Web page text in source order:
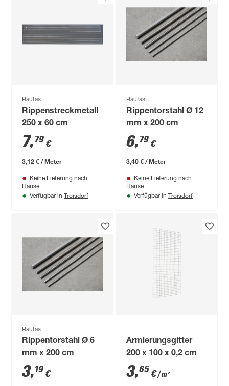
Baufas
Rippenstreckmetall
250 x 60 cm
7,79 €
3,12 € / Meter
Keine Lieferung nach
Hause
Verfügbar in Troisdorf
Baufas
Rippentorstahl Ø 12
mm x 200 cm
6,79 €
3,40 € / Meter
Keine Lieferung nach
Hause
Verfügbar in Troisdorf
Baufas
Rippentorstahl Ø 6
mm x 200 cm
3,19 €
Armierungsgitter
200 x 100 x 0,2 cm
3,65 €/ m²